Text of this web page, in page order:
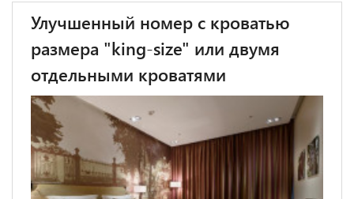
Улучшенный номер с кроватью
размера "king-size" или двумя
отдельными кроватями